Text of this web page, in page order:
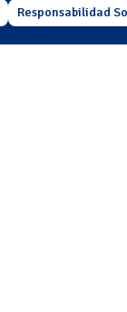
Responsabilidad